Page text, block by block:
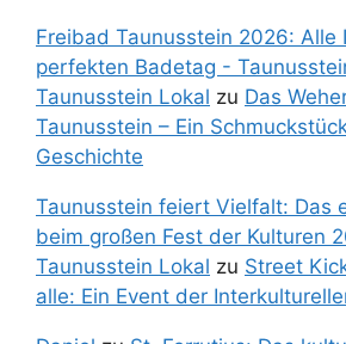
Freibad Taunusstein 2026: Alle
perfekten Badetag -
Taunusstein Lokal zu Das
Taunusstein – Ein
Geschichte
Taunusstein feiert Vielfalt: Das
beim großen Fest der Kulturen
Taunusstein Lokal zu Street
alle: Ein Event der